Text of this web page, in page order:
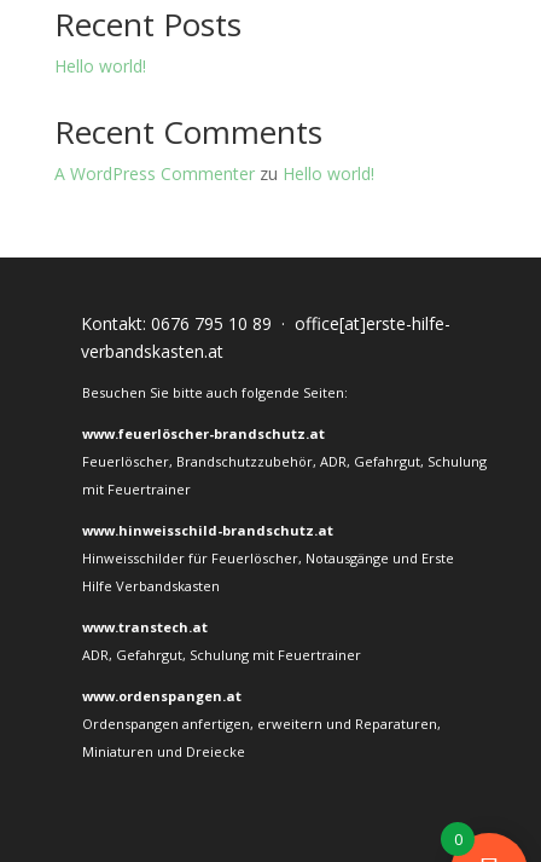
Recent Posts
Hello world!
Recent Comments
A WordPress Commenterzu Hello world!
Kontakt: 0676 795 10 89 · office[at]erste-hilfe-
verbandskasten.at
Besuchen Sie bitte auch folgende Seiten:
www.feuerlöscher-brandschutz.at
Feuerlöscher, Brandschutzzubehör, ADR, Gefahrgut, Schulung
mit Feuertrainer
www.hinweisschild-brandschutz.at
Hinweisschilder für Feuerlöscher, Notausgänge und Erste
Hilfe Verbandskasten
www.transtech.at
ADR, Gefahrgut, Schulung mit Feuertrainer
www.ordenspangen.at
Ordenspangen anfertigen, erweitern und Reparaturen,
Miniaturen und Dreiecke
0